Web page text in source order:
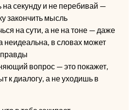
на секунду и не перебивай —
закончить мысль
на сути, а не на тоне — даже
неидеальна, в словах может
вопрос — это покажет,
к диалогу, а не уходишь в